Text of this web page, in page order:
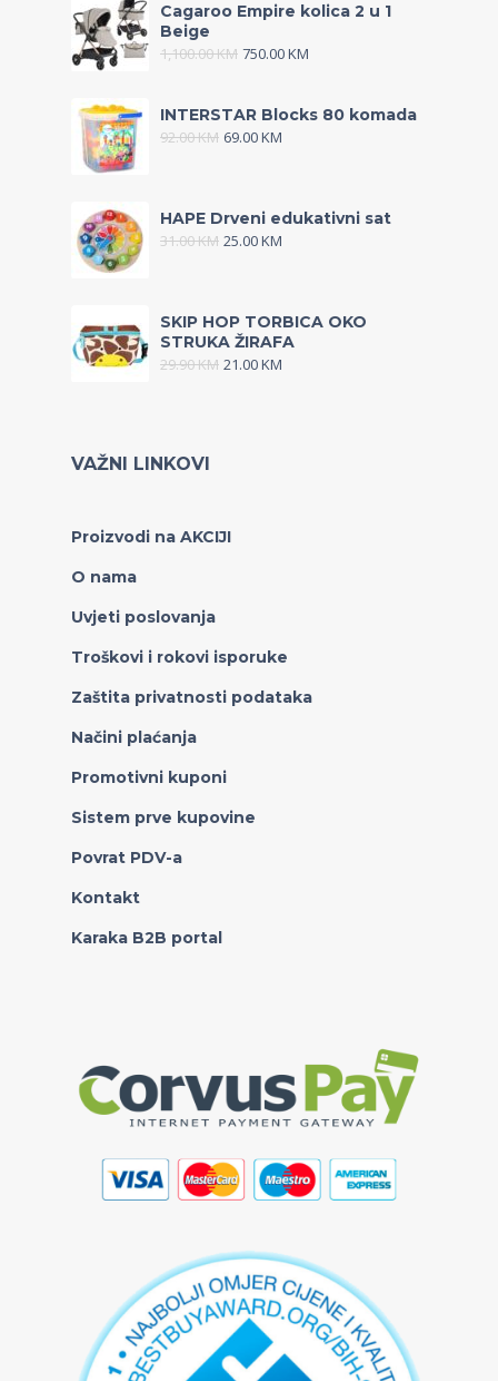
Cagaroo Empire kolica 2 u 1
Beige
1,100.00KM 750.00KM
INTERSTAR Blocks 80 komada
92.00KM 69.00KM
HAPE Drveni edukativni sat
31.00KM 25.00KM
SKIP HOP TORBICA OKO
STRUKA ŽIRAFA
29.90KM 21.00KM
VAŽNI LINKOVI
Proizvodi na AKCIJI
O nama
Uvjeti poslovanja
Troškovi i rokovi isporuke
Zaštita privatnosti podataka
Načini plaćanja
Promotivni kuponi
Sistem prve kupovine
Povrat PDV-a
Kontakt
Karaka B2B portal